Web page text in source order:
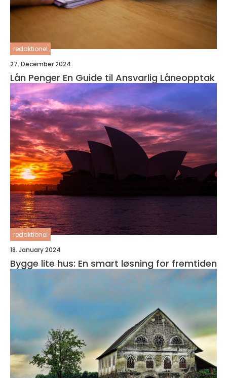
redaktionel
27. December 2024
Lån Penger En Guide til Ansvarlig Låneopptak
redaktionel
18. January 2024
Bygge lite hus: En smart løsning for fremtiden